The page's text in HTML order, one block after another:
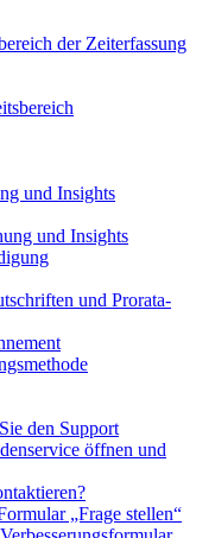
der Zeiterfassung
und Insights
und Insights
und Prorata-
den Support
öffnen und
„Frage stellen“